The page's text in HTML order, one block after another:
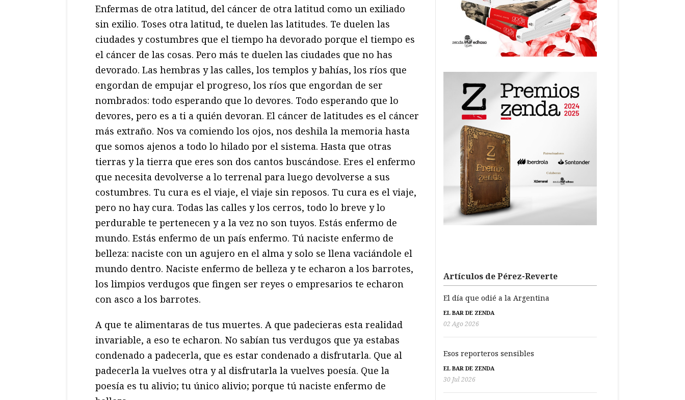
Enfermas de otra latitud, del cáncer de otra latitud como un exiliado
sin exilio. Toses otra latitud, te duelen las latitudes. Te duelen las
ciudades y costumbres que el tiempo ha devorado porque el tiempo es
el cáncer de las cosas. Pero más te duelen las ciudades que no has
devorado. Las hembras y las calles, los templos y bahías, los ríos que
engordan de empujar el progreso, los ríos que engordan de ser
nombrados: todo esperando que lo devores. Todo esperando que lo
devores, pero es a ti a quién devoran. El cáncer de latitudes es el cáncer
más extraño. Nos va comiendo los ojos, nos deshila la memoria hasta
que somos ajenos a todo lo hilado por el sistema. Hasta que otras
tierras y la tierra que eres son dos cantos buscándose. Eres el enfermo
que necesita devolverse a lo terrenal para luego devolverse a sus
costumbres. Tu cura es el viaje, el viaje sin reposos. Tu cura es el viaje,
pero no hay cura. Todas las calles y los cerros, todo lo breve y lo
perdurable te pertenecen y a la vez no son tuyos. Estás enfermo de
mundo. Estás enfermo de un país enfermo. Tú naciste enfermo de
belleza: naciste con un agujero en el alma y solo se llena vaciándole el
mundo dentro. Naciste enfermo de belleza y te echaron a los barrotes,
los limpios verdugos que fingen ser reyes o empresarios te echaron
con asco a los barrotes.
A que te alimentaras de tus muertes. A que padecieras esta realidad
invariable, a eso te echaron. No sabían tus verdugos que ya estabas
condenado a padecerla, que es estar condenado a disfrutarla. Que al
padecerla la vuelves otra y al disfrutarla la vuelves poesía. Que la
poesía es tu alivio; tu único alivio; porque tú naciste enfermo de
Artículos de Pérez-Reverte
El día que odié a la Argentina
EL BAR DE ZENDA
02 Ago 2026
Esos reporteros sensibles
EL BAR DE ZENDA
30 Jul 2026